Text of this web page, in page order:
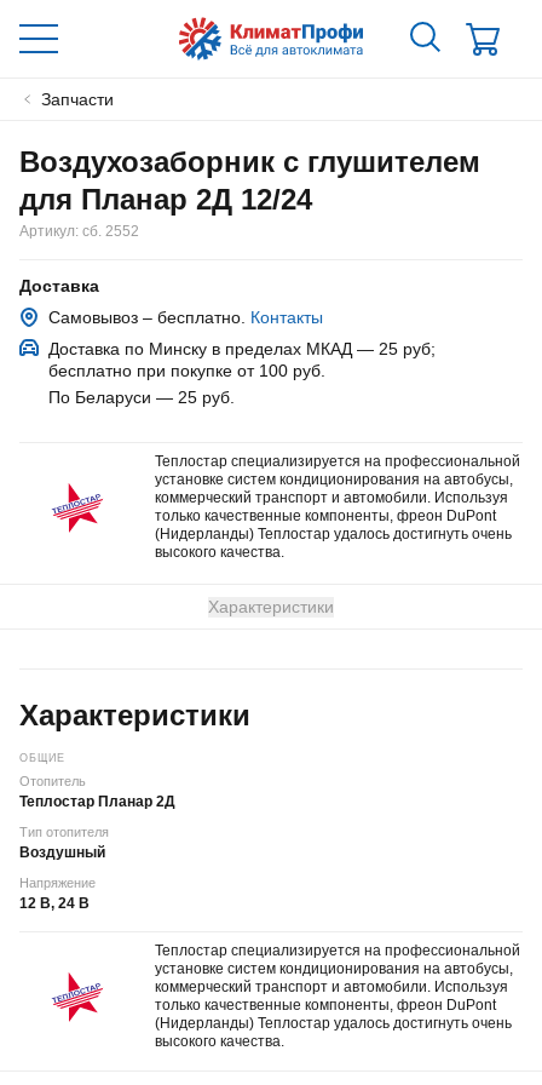
Запчасти
Воздухозаборник с глушителем
для Планар 2Д 12/24
Артикул: сб. 2552
Доставка
Самовывоз – бесплатно. Контакты
Доставка по Минску в пределах МКАД — 25 руб;
бесплатно при покупке от 100 руб.
По Беларуси — 25 руб
Теплостар специализируется на профессиональной
установке систем кондиционирования на автобусы,
коммерческий транспорт и автомобили. Используя
только качественные компоненты, фреон DuPont
(Нидерланды) Теплостар удалось достигнуть очень
высокого качества.
Характеристики
Характеристики
ОБЩИЕ
Отопитель
Теплостар Планар 2Д
Тип отопителя
Воздушный
Напряжение
12 В, 24 В
Теплостар специализируется на профессиональной
установке систем кондиционирования на автобусы,
коммерческий транспорт и автомобили. Используя
только качественные компоненты, фреон DuPont
(Нидерланды) Теплостар удалось достигнуть очень
высокого качества.